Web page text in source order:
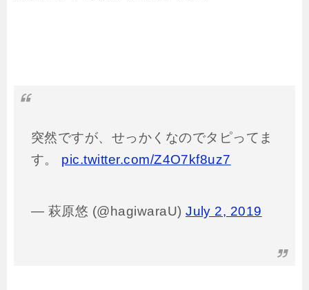
突然ですが、せっかくなのでタピってま
す。 pic.twitter.com/Z4O7kf8uz7
— 萩原悠 (@hagiwaraU)July 2, 2019